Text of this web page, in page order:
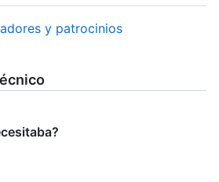
y patrocinios